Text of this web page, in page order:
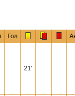
Гол
21'